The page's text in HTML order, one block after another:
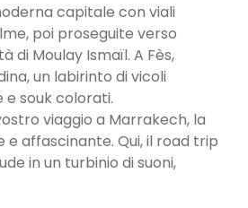
capitale con viali
poi proseguite verso
di Moulay Ismaïl. A Fès,
un labirinto di vicoli
e souk colorati.
viaggio a Marrakech, la
affascinante. Qui, il road trip
in un turbinio di suoni,